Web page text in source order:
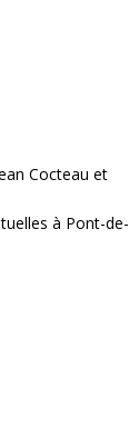
Cocteau et
à Pont-de-